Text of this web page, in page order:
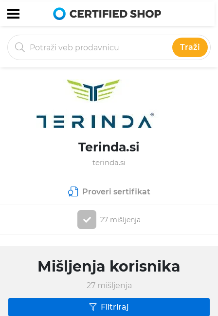
Traži
Terinda.si
terinda.si
Proveri sertifikat
27 mišljenja
Mišljenja korisnika
27 mišljenja
Filtriraj